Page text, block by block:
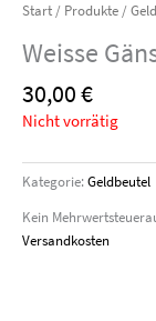
Start/ Produkte/
Weisse
30,00€
Nicht vorrätig
Kategorie:Geldbeutel
Kein
Versandkosten